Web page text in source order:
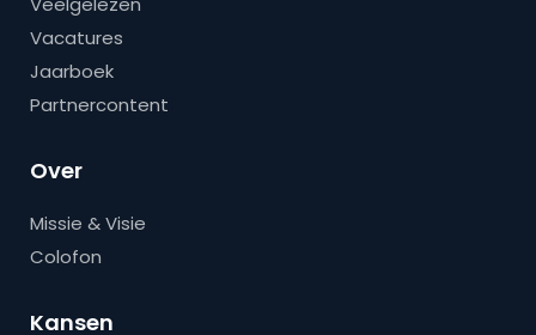
Vacatures
Jaarboek
Partnercontent
Over
Missie & Visie
Colofon
Kansen